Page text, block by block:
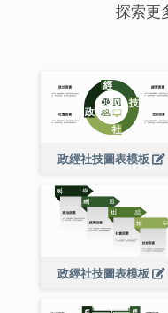
探索更
政經社技圖表模板
政經社技圖表模板